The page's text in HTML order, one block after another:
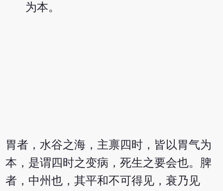
为本。
胃者，水谷之海，主禀四时，皆以胃气为
本，是谓四时之变病，死生之要会也。脾
者，中州也，其平和不可得见，衰乃见